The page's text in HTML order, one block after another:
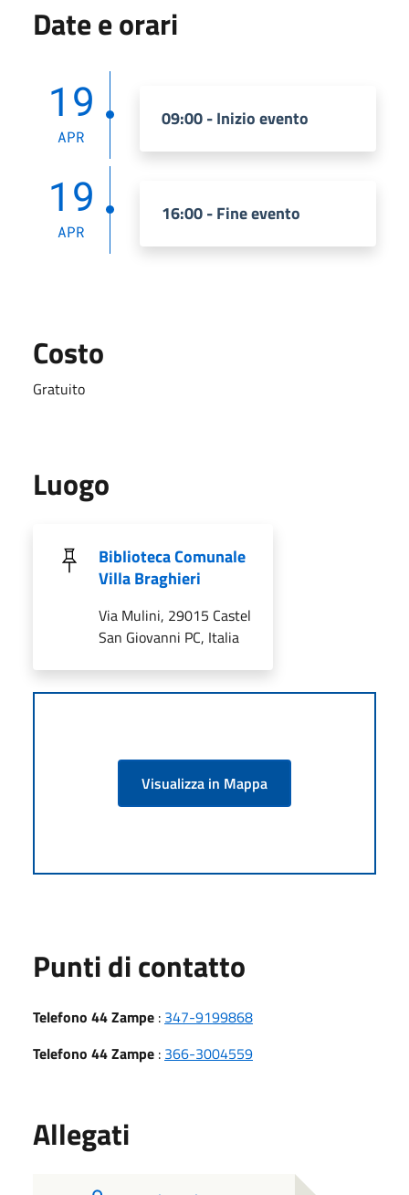
Date e orari
19
APR
09:00 - Inizio evento
19
APR
16:00 - Fine evento
Costo
Gratuito
Luogo
Biblioteca Comunale
Villa Braghieri
Via Mulini, 29015 Castel
San Giovanni PC, Italia
Visualizza in Mappa
Punti di contatto
Telefono 44 Zampe : 347-9199868
Telefono 44 Zampe : 366-3004559
Allegati